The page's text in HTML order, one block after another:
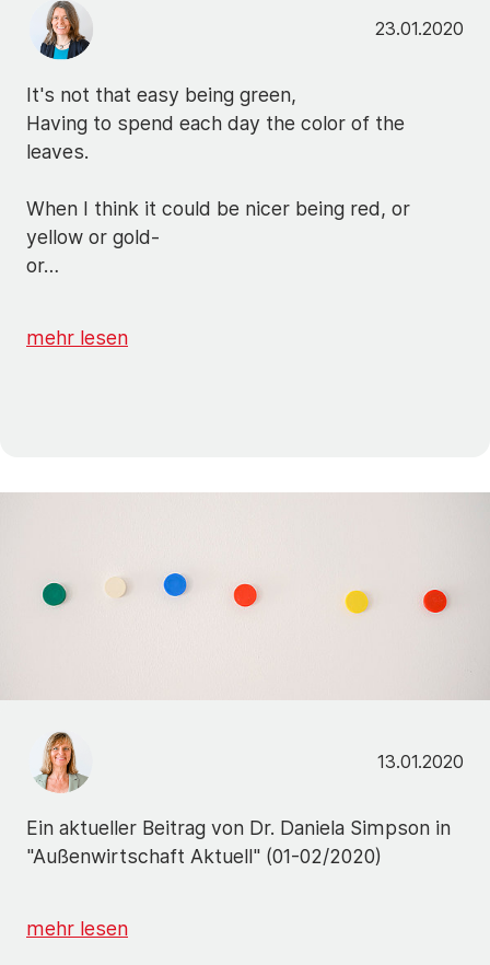
23.01.2020
It's not that easy being green,
Having to spend each day the color of the
leaves.
When I think it could be nicer being red, or
yellow or gold-
or…
mehr lesen
13.01.2020
Ein aktueller Beitrag von Dr. Daniela Simpson in
"Außenwirtschaft Aktuell" (01-02/2020)
mehr lesen